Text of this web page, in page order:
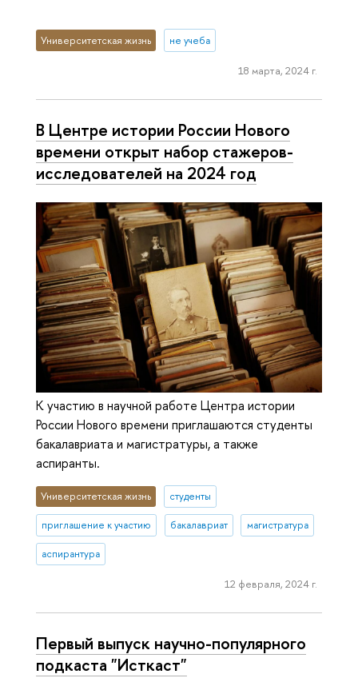
Университетская жизнь не учеба
18 марта, 2024 г.
В Центре истории России Нового
времени открыт набор стажеров-
исследователей на 2024 год
К участию в научной работе Центра истории
России Нового времени приглашаются студенты
бакалавриата и магистратуры, а также
аспиранты.
Университетская жизнь студенты
приглашение к участию бакалавриат магистратура
аспирантура
12 февраля, 2024 г.
Первый выпуск научно-популярного
подкаста "Исткаст"